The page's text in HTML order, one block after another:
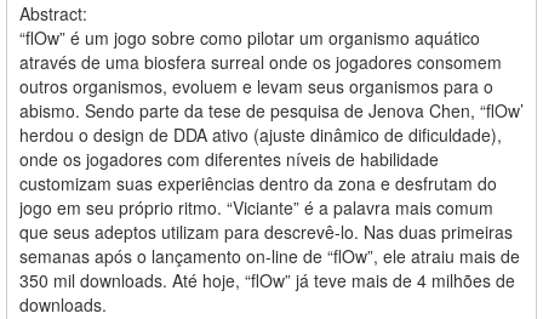
Abstract:
“flOw” é um jogo sobre como pilotar um organismo aquático
através de uma biosfera surreal onde os jogadores consomem
outros organismos, evoluem e levam seus organismos para o
abismo. Sendo parte da tese de pesquisa de Jenova Chen, “flOw’
herdou o design de DDA ativo (ajuste dinâmico de dificuldade),
onde os jogadores com diferentes níveis de habilidade
customizam suas experiências dentro da zona e desfrutam do
jogo em seu próprio ritmo. “Viciante” é a palavra mais comum
que seus adeptos utilizam para descrevê-lo. Nas duas primeiras
semanas após o lançamento on-line de “flOw”, ele atraiu mais de
350 mil downloads. Até hoje, “flOw” já teve mais de 4 milhões de
downloads.